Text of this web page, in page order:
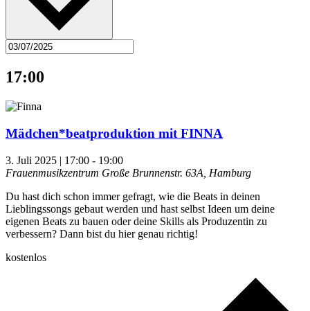
17:00
Mädchen*beatproduktion mit FINNA
3. Juli 2025 | 17:00 - 19:00
Frauenmusikzentrum Große Brunnenstr. 63A, Hamburg
Du hast dich schon immer gefragt, wie die Beats in deinen
Lieblingssongs gebaut werden und hast selbst Ideen um deine
eigenen Beats zu bauen oder deine Skills als Produzentin zu
verbessern? Dann bist du hier genau richtig!
kostenlos